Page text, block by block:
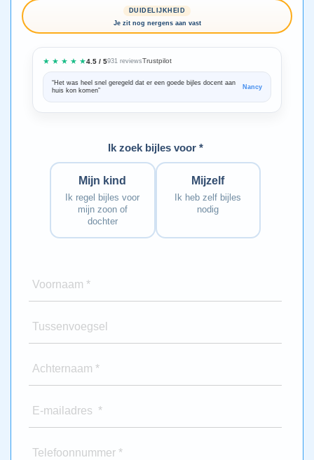
DUIDELIJKHEID
Je zit nog nergens aan vast
★ ★ ★ ★ ★4.5 / 5931 reviewsTrustpilot
“Het was heel snel geregeld dat er een goede bijles docent aan
huis kon komen”
Nancy
Ik zoek bijles voor *
Mijn kind
Ik regel bijles voor
mijn zoon of
dochter
Mijzelf
Ik heb zelf bijles
nodig
Voornaam *
Tussenvoegsel
Achternaam *
E-mailadres *
Telefoonnummer *